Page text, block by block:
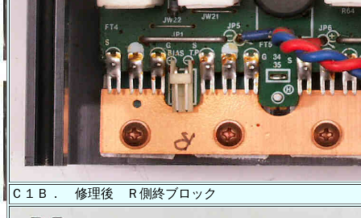
Ｃ１Ｂ． 修理後 Ｒ側終ブロック